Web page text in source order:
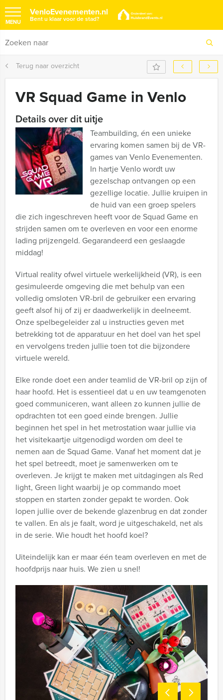
VenloEvenementen.nl
Bent u klaar voor de stad?
MENU
Terug naar overzicht
VR Squad Game in Venlo
Details over dit uitje
Teambuilding, én een unieke
ervaring komen samen bij de VR-
games van Venlo Evenementen.
In hartje Venlo wordt uw
gezelschap ontvangen op een
gezellige locatie. Jullie kruipen in
de huid van een groep spelers
die zich ingeschreven heeft voor de Squad Game en
strijden samen om te overleven en voor een enorme
lading prijzengeld. Gegarandeerd een geslaagde
middag!
Virtual reality ofwel virtuele werkelijkheid (VR), is een
gesimuleerde omgeving die met behulp van een
volledig omsloten VR-bril de gebruiker een ervaring
geeft alsof hij of zij er daadwerkelijk in deelneemt.
Onze spelbegeleider zal u instructies geven met
betrekking tot de apparatuur en het doel van het spel
en vervolgens treden jullie toen tot die bijzondere
virtuele wereld.
Elke ronde doet een ander teamlid de VR-bril op zijn of
haar hoofd. Het is essentieel dat u en uw teamgenoten
goed communiceren, want alleen zo kunnen jullie de
opdrachten tot een goed einde brengen. Jullie
beginnen het spel in het metrostation waar jullie via
het visitekaartje uitgenodigd worden om deel te
nemen aan de Squad Game. Vanaf het moment dat je
het spel betreedt, moet je samenwerken om te
overleven. Je krijgt te maken met uitdagingen als Red
light, Green light waarbij je op commando moet
stoppen en starten zonder gepakt te worden. Ook
lopen jullie over de bekende glazenbrug en dat zonder
te vallen. En als je faalt, word je uitgeschakeld, net als
in de serie. Wie houdt het hoofd koel?
Uiteindelijk kan er maar één team overleven en met de
hoofdprijs naar huis. We zien u snel!